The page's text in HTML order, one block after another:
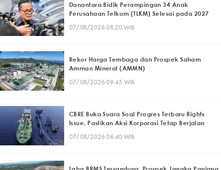
Danantara Bidik Perampingan 34 Anak
Perusahaan Telkom (TLKM) Selesai pada 2027
07/08/2026 08:20 WIB
Rekor Harga Tembaga dan Prospek Saham
Amman Mineral (AMMN)
07/08/2026 09:45 WIB
CBRE Buka Suara Soal Progres Terbaru Rights
Issue, Pastikan Aksi Korporasi Tetap Berjalan
07/08/2026 06:40 WIB